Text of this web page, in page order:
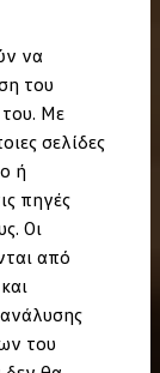
να
του
του. Με
σελίδες
ή
πηγές
Οι
από
του
ειδικά για κάθε